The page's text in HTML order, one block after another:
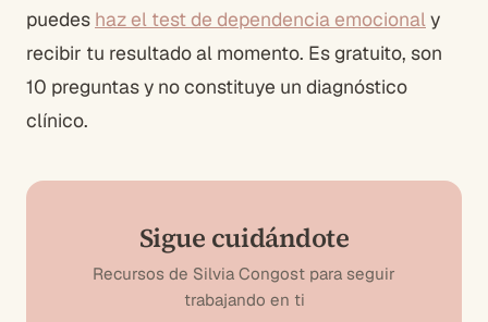
puedes haz el test de dependencia emocionaly
recibir tu resultado al momento. Es gratuito, son
10 preguntas y no constituye un diagnóstico
clínico.
Sigue cuidándote
Recursos de Silvia Congost para seguir
trabajando en ti